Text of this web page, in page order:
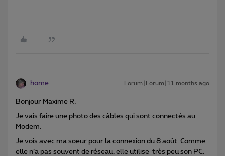
home Forum|Forum|11 months ago
Bonjour Maxime R,
Je vais faire une photo des câbles qui sont connectés au
Modem.
Je vois avec ma soeur pour la connexion du 8 août. Comme
elle n’a pas souvent de réseau, elle utilise très peu son PC.